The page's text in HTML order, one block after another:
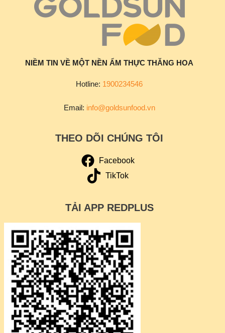
NIỀM TIN VỀ MỘT NỀN ẨM THỰC THĂNG HOA
Hotline: 1900234546
Email: info@goldsunfood.vn
THEO DÕI CHÚNG TÔI
Facebook
TikTok
TẢI APP REDPLUS